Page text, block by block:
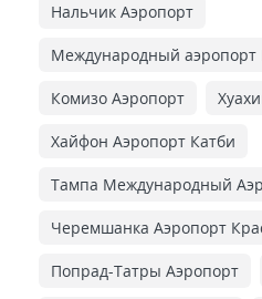
Нальчик Аэропорт
Международный аэропорт
Комизо Аэропорт
Хайфон Аэропорт Катби
Тампа Международный
Черемшанка Аэропорт
Попрад-Татры Аэропорт